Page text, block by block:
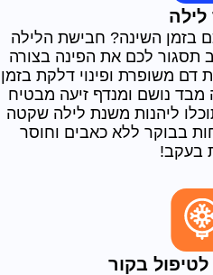
בזמן השינה? חבישת הלילה
תסגור לכם את הפינה בצורה
משופרת ופינוי דלקת בזמן
מבד נושם ומנדף זיעה מבטיח
ליהנות משנת לילה שקטה
בבוקר ללא כאבים וחוסר
בעקב!
לטיפול בקור